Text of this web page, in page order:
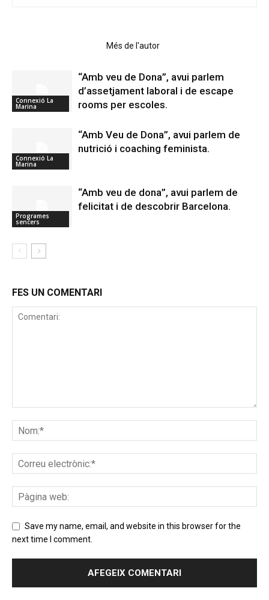
Més de l'autor
Connexió La
Marina
“Amb veu de Dona”, avui parlem
d’assetjament laboral i de escape
rooms per escoles.
Connexió La
Marina
“Amb Veu de Dona”, avui parlem de
nutrició i coaching feminista.
Programes
sencers
“Amb veu de dona”, avui parlem de
felicitat i de descobrir Barcelona.
FES UN COMENTARI
Save my name, email, and website in this browser for the
next time I comment.